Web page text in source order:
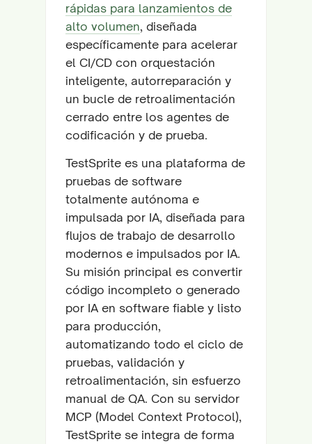
rápidas para lanzamientos de
alto volumen, diseñada
específicamente para acelerar
el CI/CD con orquestación
inteligente, autorreparación y
un bucle de retroalimentación
cerrado entre los agentes de
codificación y de prueba.
TestSprite es una plataforma de
pruebas de software
totalmente autónoma e
impulsada por IA, diseñada para
flujos de trabajo de desarrollo
modernos e impulsados por IA.
Su misión principal es convertir
código incompleto o generado
por IA en software fiable y listo
para producción,
automatizando todo el ciclo de
pruebas, validación y
retroalimentación, sin esfuerzo
manual de QA. Con su servidor
MCP (Model Context Protocol),
TestSprite se integra de forma